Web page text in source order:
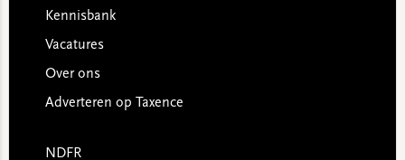
Kennisbank
Vacatures
Over ons
Adverteren op Taxence
NDFR